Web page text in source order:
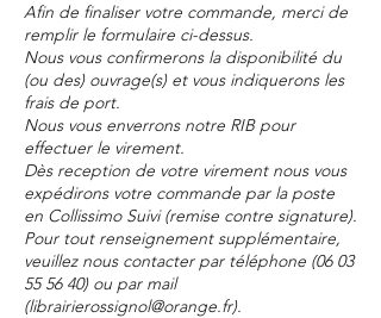
Afin de finaliser votre commande, merci de
remplir le formulaire ci-dessus.
Nous vous confirmerons la disponibilité du
(ou des) ouvrage(s) et vous indiquerons les
frais de port.
Nous vous enverrons notre RIB pour
effectuer le virement.
Dès reception de votre virement nous vous
expédirons votre commande par la poste
en Collissimo Suivi (remise contre signature).
Pour tout renseignement supplémentaire,
veuillez nous contacter par téléphone (06 03
55 56 40)ou par mail
(librairierossignol@orange.fr).